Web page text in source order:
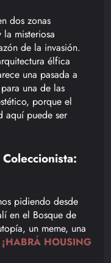
dos zonas
misteriosa
de la invasión.
élfica
una pasada a
una de las
porque el
aquí puede ser
pidiendo desde
en el Bosque de
un meme, una
¡HABRÁ HOUSING